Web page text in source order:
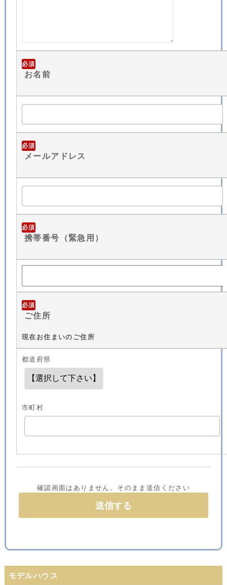
必須
お名前
必須
メールアドレス
必須
携帯番号（緊急用）
必須
ご住所
現在お住まいのご住所
都道府県
市町村
確認画面はありません。そのまま送信ください
モデルハウス